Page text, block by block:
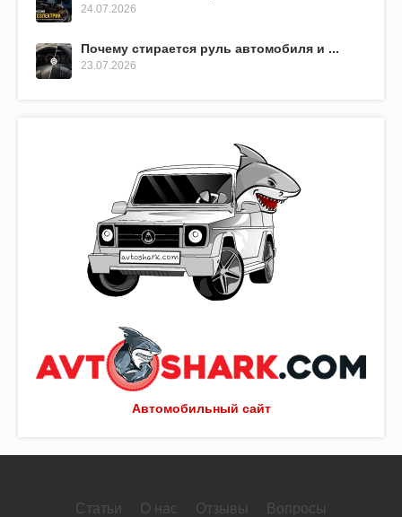
Автомобильный сайт
24.07.2026
Почему стирается руль автомобиля и ...
23.07.2026
Статьи О нас Отзывы Вопросы